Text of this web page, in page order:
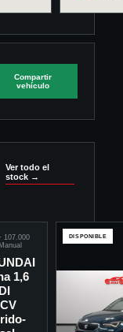
Compartir
vehículo
Ver todo el
stock →
107.000
Manual
1,6
DISPONIBLE